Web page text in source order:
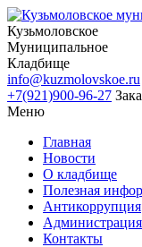
Кузьмоловское
Муниципальное
Кладбище
info@kuzmolovskoe.ru
+7(921)900-96-27
Меню
Главная
Новости
О кладбище
Полезная
Антикоррупция
Контакты